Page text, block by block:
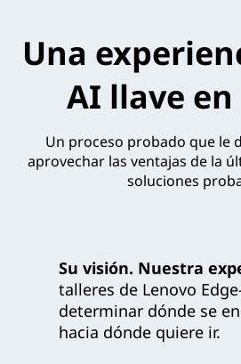
Una
AI llave
Un proceso probado que le
aprovechar las ventajas de la
soluciones
Su visión. Nuestra
talleres de Lenovo
determinar dónde se
hacia dónde quiere ir.